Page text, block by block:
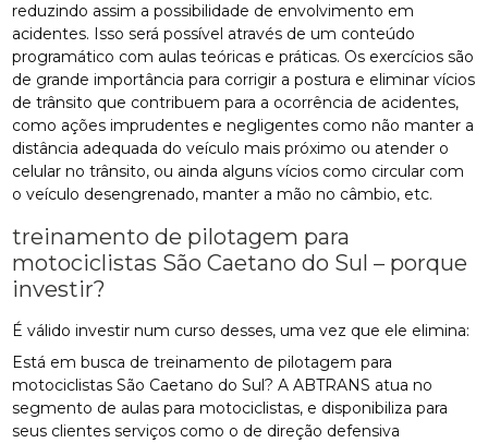
reduzindo assim a possibilidade de envolvimento em
acidentes. Isso será possível através de um conteúdo
programático com aulas teóricas e práticas. Os exercícios são
de grande importância para corrigir a postura e eliminar vícios
de trânsito que contribuem para a ocorrência de acidentes,
como ações imprudentes e negligentes como não manter a
distância adequada do veículo mais próximo ou atender o
celular no trânsito, ou ainda alguns vícios como circular com
o veículo desengrenado, manter a mão no câmbio, etc.
treinamento de pilotagem para
motociclistas São Caetano do Sul – porque
investir?
É válido investir num curso desses, uma vez que ele elimina:
Está em busca de treinamento de pilotagem para
motociclistas São Caetano do Sul? A ABTRANS atua no
segmento de aulas para motociclistas, e disponibiliza para
seus clientes serviços como o de direção defensiva